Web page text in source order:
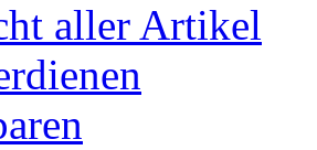
aller Artikel